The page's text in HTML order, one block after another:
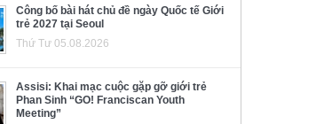
Công bố bài hát chủ đề ngày Quốc tế Giới
trẻ 2027 tại Seoul
Thứ Tư 05.08.2026
Assisi: Khai mạc cuộc gặp gỡ giới trẻ
Phan Sinh “GO! Franciscan Youth
Meeting”